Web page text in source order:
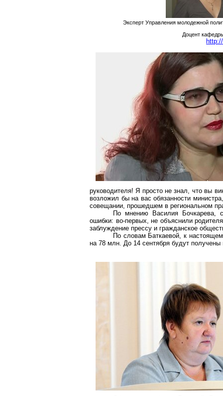
Эксперт Управления молодежной
Доцент
руководителя! Я просто не знал, что вы
возложил бы на вас обязанности
совещании, прошедшем в региональном
По мнению Василия Бочкарева,
ошибки: во-первых, не объяснили
заблуждение прессу и гражданское
По словам Баткаевой, к
на 78 млн. До 14 сентября будут